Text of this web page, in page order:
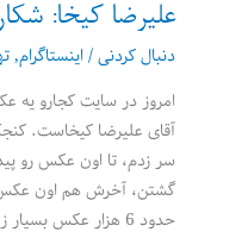
علیرضا کیخا:
دنبال کردنی/اینستاگرام,
امروز در سایت کجارو
آقای علیرضا کیخاست.
سر زدم، تا اون عکس رو
گشتن، آخرش هم اون عکس
حدود 6 هزار عکس بسیار زیبا و شگفت انگیز […]